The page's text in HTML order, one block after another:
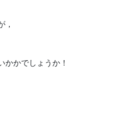
，
かかでしょうか！